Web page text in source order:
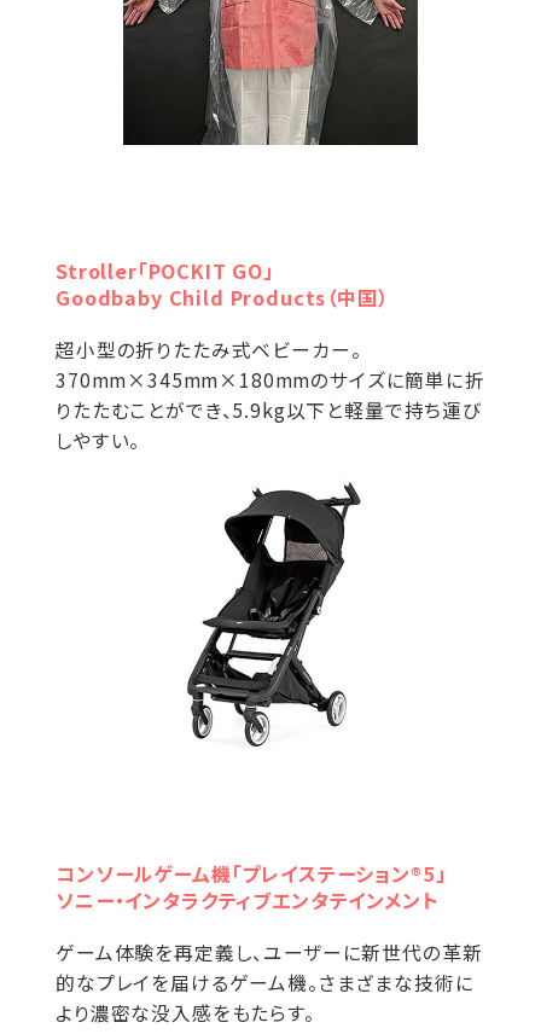
Stroller「POCKIT GO」
Goodbaby Child Products（中国）
超小型の折りたたみ式ベビーカー。
370mm×345mm×180mmのサイズに簡単に折
りたたむことができ、5.9kg以下と軽量で持ち運び
しやすい。
コンソールゲーム機「プレイステーション®5」
ソニー・インタラクティブエンタテインメント
ゲーム体験を再定義し、ユーザーに新世代の革新
的なプレイを届けるゲーム機。さまざまな技術に
より濃密な没入感をもたらす。